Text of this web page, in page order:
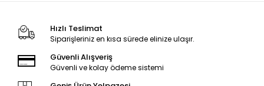
Hızlı Teslimat
Siparişleriniz en kısa sürede elinize ulaşır.
Güvenli Alışveriş
Güvenli ve kolay ödeme sistemi